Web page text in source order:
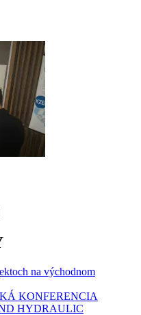
na východnom
KONFERENCIA
HYDRAULIC